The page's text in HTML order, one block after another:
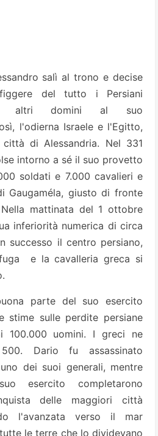
salì al trono e decise
del tutto i Persiani
altri domini al suo
l'odierna Israele e l'Egitto,
di Alessandria. Nel 331
intorno a sé il suo provetto
soldati e 7.000 cavalieri e
Gaugaméla, giusto di fronte
mattinata del 1 ottobre
inferiorità numerica di circa
successo il centro persiano,
e la cavalleria greca si
parte del suo esercito
stime sulle perdite persiane
100.000 uomini. I greci ne
Dario fu assassinato
dei suoi generali, mentre
esercito completarono
delle maggiori città
l'avanzata verso il mar
le terre che lo dividevano